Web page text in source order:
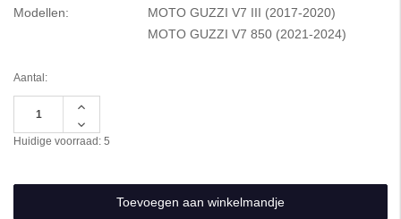
Modellen:
MOTO GUZZI V7 III (2017-2020)
MOTO GUZZI V7 850 (2021-2024)
Aantal:
Hoeveelheid
van
undefined
Hoeveelheid
verlagen
van
Huidige voorraad: 5